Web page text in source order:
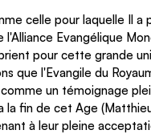
celle pour laquelle Il a
l'Alliance Evangélique
pour cette grande
que l'Evangile du
un témoignage
fin de cet Age
à leur pleine